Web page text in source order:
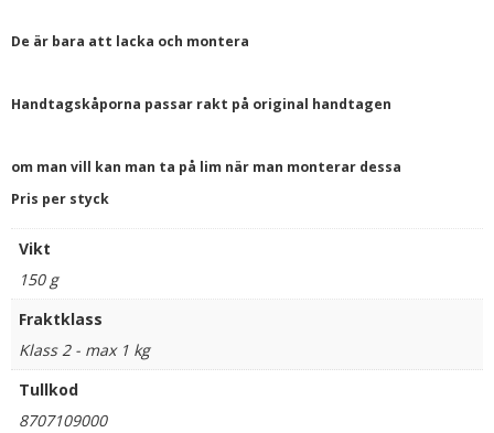
De är bara att lacka och montera
Handtagskåporna passar rakt på original handtagen
om man vill kan man ta på lim när man monterar dessa
Pris per styck
Vikt
150 g
Fraktklass
Klass 2 - max 1 kg
Tullkod
8707109000